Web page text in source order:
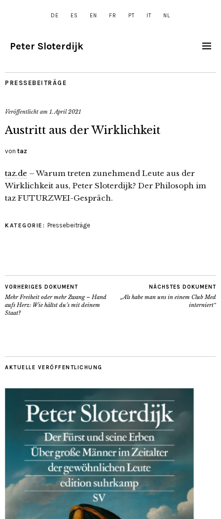
DE ES EN FR PT IT NL
Peter Sloterdijk
PRESSEBEITRÄGE
Veröffentlicht am 1. April 2021
Austritt aus der Wirklichkeit
von taz
taz.de – Warum treten zunehmend Leute aus der
Wirklichkeit aus, Peter Sloterdijk? Der Philosoph im
taz FUTURZWEI-Gespräch.
KATEGORIE: Pressebeiträge
VORHERIGES DOKUMENT
Mehr Freiheit oder mehr Zwang – Hand
aufs Herz: Wie hältst du’s mit deinem
Staat?
NÄCHSTES DOKUMENT
„Als habe man uns in einem Club Med
interniert“
AKTUELLE VERÖFFENTLICHUNG